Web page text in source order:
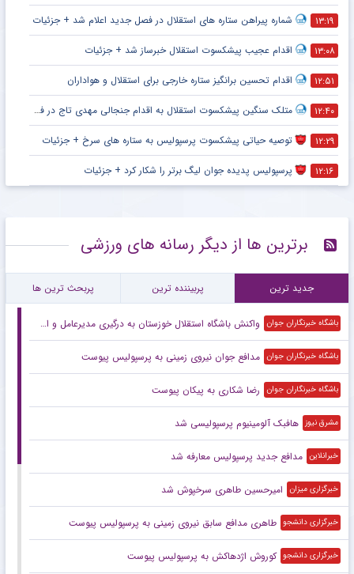
۱۳:۱۹ شماره پیراهن ستاره های استقلال در فصل جدید اعلام شد + جزئیات
۱۳:۰۸ اقدام عجیب پیشکسوت استقلال خبرساز شد + جزئیات
۱۲:۵۱ اقدام تحسین برانگیز ستاره خارجی برای استقلال و هواداران
۱۲:۴۰ متلک سنگین پیشکسوت استقلال به اقدام جنجالی مهدی تاج در فدراسیون فوتبال
۱۲:۲۹ توصیه حیاتی پیشکسوت پرسپولیس به ستاره های سرخ + جزئیات
۱۲:۱۶ پرسپولیس پدیده جوان لیگ برتر را شکار کرد + جزئیات
برترین ها از دیگر رسانه های ورزشی
جدید ترین پربیننده ترین پربحث ترین ها
باشگاه خبرنگاران جوان واکنش باشگاه استقلال خوزستان به درگیری مدیرعامل و اعضای هیئت مدیره
باشگاه خبرنگاران جوان مدافع جوان نیروی زمینی به پرسپولیس پیوست
باشگاه خبرنگاران جوان رضا شکاری به پیکان پیوست
مشرق نیوز هافبک آلومینیوم پرسپولیسی شد
خبرانلاین مدافع جدید پرسپولیس معارفه شد
خبرگزاری میزان امیرحسین طاهری سرخپوش شد
خبرگزاری دانشجو طاهری مدافع سابق نیروی زمینی به پرسپولیس پیوست
خبرگزاری دانشجو کوروش اژدهاکش به پرسپولیس پیوست